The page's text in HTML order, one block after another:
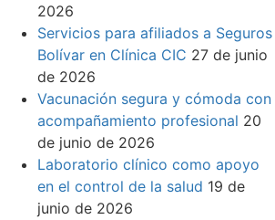
2026
Servicios para afiliados a Seguros
Bolívar en Clínica CIC 27 de junio
de 2026
Vacunación segura y cómoda con
acompañamiento profesional 20
de junio de 2026
Laboratorio clínico como apoyo
en el control de la salud 19 de
junio de 2026